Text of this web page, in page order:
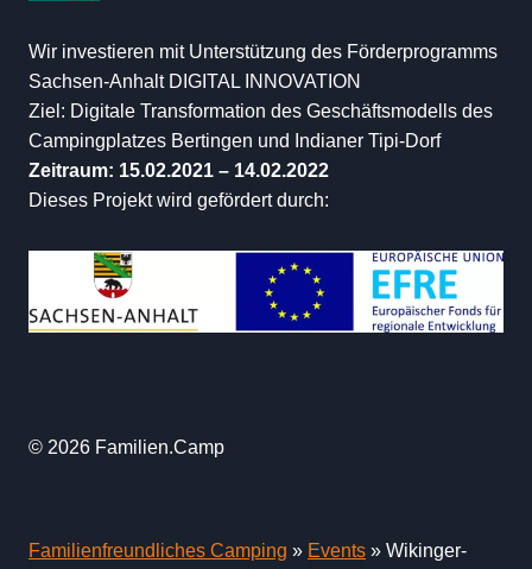
Wir investieren mit Unterstützung des Förderprogramms
Sachsen-Anhalt DIGITAL INNOVATION
Ziel: Digitale Transformation des Geschäftsmodells des
Campingplatzes Bertingen und Indianer Tipi-Dorf
Zeitraum: 15.02.2021 – 14.02.2022
Dieses Projekt wird gefördert durch:
© 2026 Familien.Camp
Familienfreundliches Camping » Events » Wikinger-